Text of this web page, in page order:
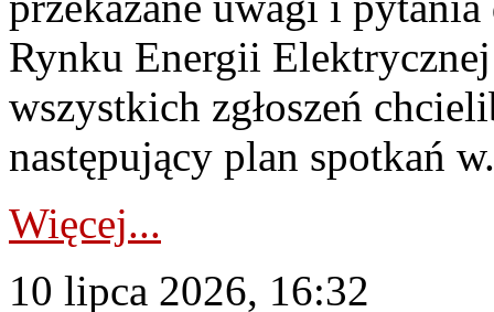
Rynku Energii
wszystkich zgłoszeń
następujący plan spotkań
Więcej...
10 lipca 2026, 16:32